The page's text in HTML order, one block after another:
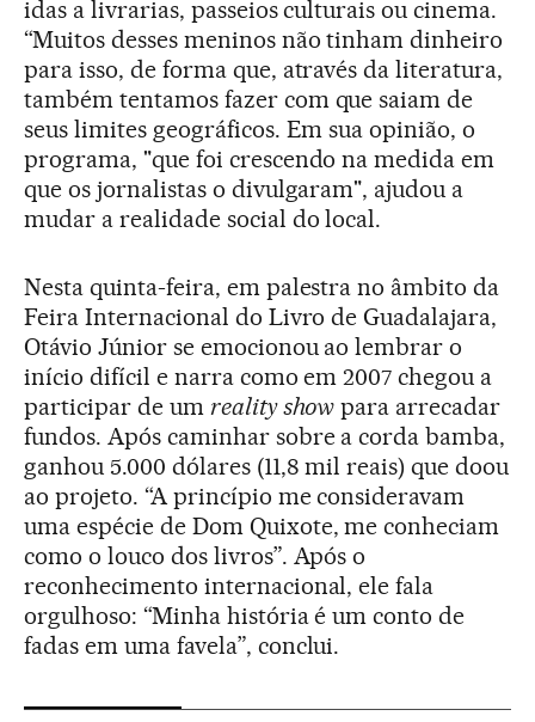
idas a livrarias, passeios culturais ou cinema.
“Muitos desses meninos não tinham dinheiro
para isso, de forma que, através da literatura,
também tentamos fazer com que saiam de
seus limites geográficos. Em sua opinião, o
programa, "que foi crescendo na medida em
que os jornalistas o divulgaram", ajudou a
mudar a realidade social do local.
Nesta quinta-feira, em palestra no âmbito da
Feira Internacional do Livro de Guadalajara,
Otávio Júnior se emocionou ao lembrar o
início difícil e narra como em 2007 chegou a
participar de um reality show para arrecadar
fundos. Após caminhar sobre a corda bamba,
ganhou 5.000 dólares (11,8 mil reais) que doou
ao projeto. “A princípio me consideravam
uma espécie de Dom Quixote, me conheciam
como o louco dos livros”. Após o
reconhecimento internacional, ele fala
orgulhoso: “Minha história é um conto de
fadas em uma favela”, conclui.